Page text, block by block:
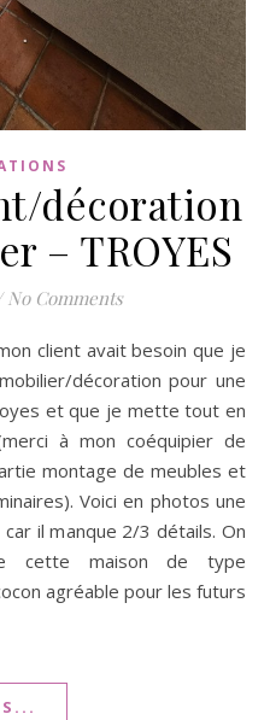
décoration
– TROYES
No Comments
décoration pour une
et que je mette tout en
à mon coéquipier de
montage de meubles et
Voici en photos une
il manque 2/3 détails. On
cette maison de type
agréable pour les futurs